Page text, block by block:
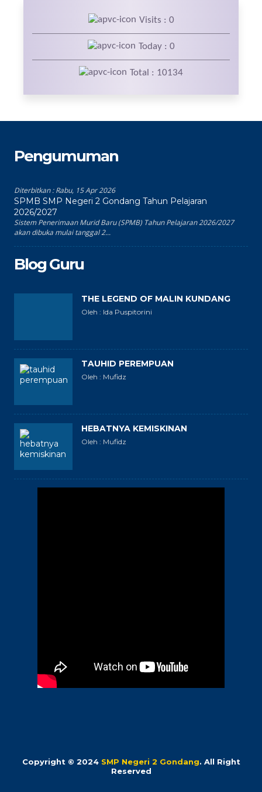
Visits : 0
Today : 0
Total : 10134
Pengumuman
Diterbitkan :Rabu, 15 Apr 2026
SPMB SMP Negeri 2 Gondang Tahun Pelajaran
2026/2027
Sistem Penerimaan Murid Baru (SPMB) Tahun Pelajaran 2026/2027
akan dibuka mulai tanggal 2...
Blog Guru
THE LEGEND OF MALIN KUNDANG
Oleh : Ida Puspitorini
TAUHID PEREMPUAN
Oleh : Mufidz
HEBATNYA KEMISKINAN
Oleh : Mufidz
Copyright © 2024 SMP Negeri 2 Gondang. All Right
Reserved